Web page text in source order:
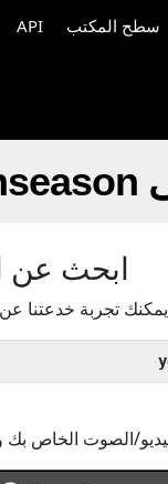
API سطح المكتب
ابحث عن
يمكنك تجربة خدعتنا